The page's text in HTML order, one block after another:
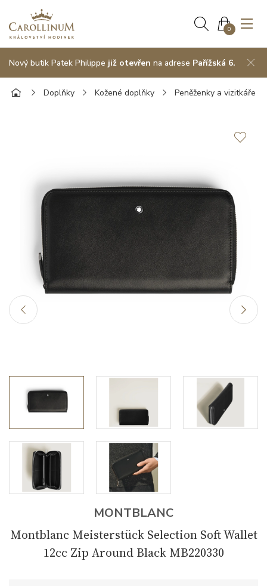
0
Nový butik Patek Philippe již otevřen na adrese Pařížská 6.
Doplňky Kožené doplňky Peněženky a vizitkáře
MONTBLANC
Montblanc Meisterstück Selection Soft Wallet
12cc Zip Around Black MB220330